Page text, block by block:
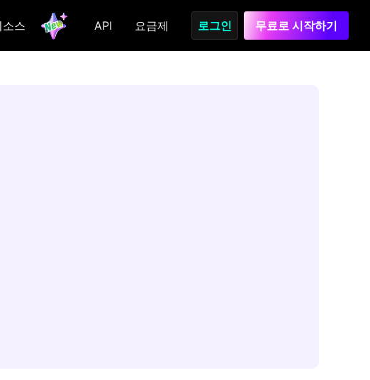
소스 API 요금제 로그인 무료로 시작하기